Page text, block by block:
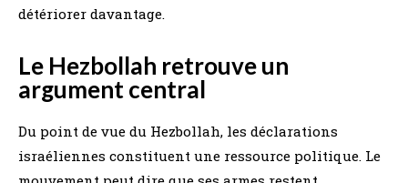
détériorer davantage.
Le Hezbollah retrouve un
argument central
Du point de vue du Hezbollah, les déclarations
israéliennes constituent une ressource politique. Le